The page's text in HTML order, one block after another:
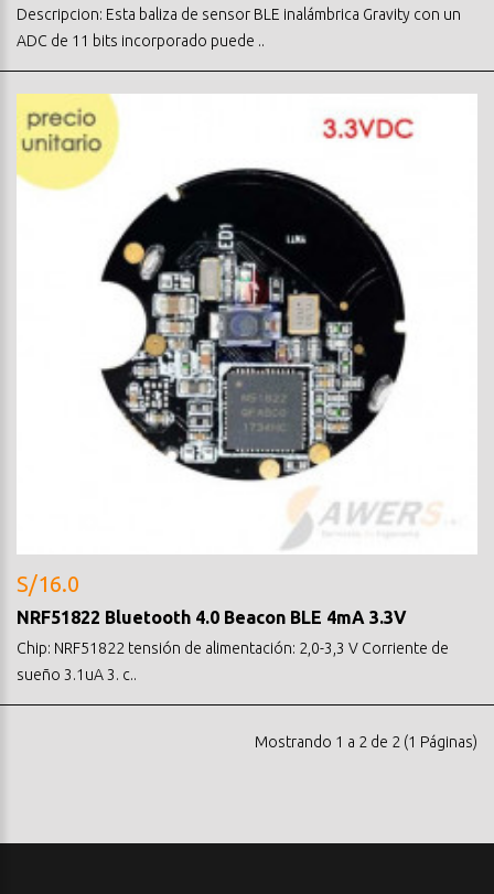
Descripcion: Esta baliza de sensor BLE inalámbrica Gravity con un
ADC de 11 bits incorporado puede ..
S/16.0
NRF51822 Bluetooth 4.0 Beacon BLE 4mA 3.3V
Chip: NRF51822 tensión de alimentación: 2,0-3,3 V Corriente de
sueño 3.1uA 3. c..
Mostrando 1 a 2 de 2 (1 Páginas)